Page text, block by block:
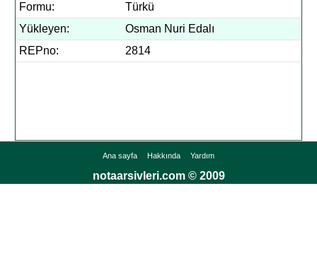
Formu:
Türkü
Yükleyen:
Osman Nuri Edalı
REPno:
2814
Ana sayfa Hakkında Yardım
notaarsivleri.com © 2009